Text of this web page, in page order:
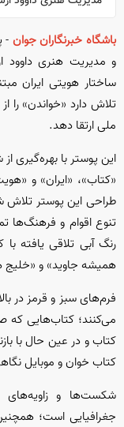
باشگاه خبرنگاران جوان -
و مدیریت هنری داوود
ساختار هویتی ایران
تلاش دارد «خواندن»
ملی ارتقا دهد.
این پوستر با بهره‌گیری
«کتاب»، «ایران» و
طراحی این پوستر تلاش
تنوع اقوام و فرهنگ‌ها
رنگ آبی تلاقی یافته
همیشه جاوید» و
فرم‌های سبز و قرمز در
می‌کنند؛ کتاب‌هایی
کتاب و در عین حال با
کتاب خوان و موبایل
شکست‌ها و زاویه‌های
جغرافیایی است؛